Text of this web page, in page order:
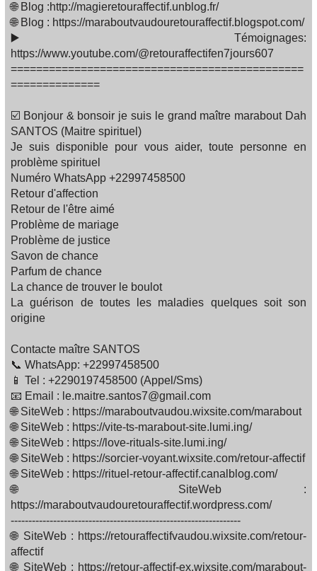
🌐 Blog :http://magieretouraffectif.unblog.fr/
🌐 Blog : https://maraboutvaudouretouraffectif.blogspot.com/
▶️ Témoignages:
https://www.youtube.com/@retouraffectifen7jours607
==============================================
==============
☑️ Bonjour & bonsoir je suis le grand maître marabout Dah
SANTOS (Maitre spirituel)
Je suis disponible pour vous aider, toute personne en
problème spirituel
Numéro WhatsApp +22997458500
Retour d'affection
Retour de l'être aimé
Problème de mariage
Problème de justice
Savon de chance
Parfum de chance
La chance de trouver le boulot
La guérison de toutes les maladies quelques soit son
origine
Contacte maître SANTOS
📞 WhatsApp: +22997458500
📱 Tel : +2290197458500 (Appel/Sms)
📧 Email : le.maitre.santos7@gmail.com
🌐 SiteWeb : https://maraboutvaudou.wixsite.com/marabout
🌐 SiteWeb : https://vite-ts-marabout-site.lumi.ing/
🌐 SiteWeb : https://love-rituals-site.lumi.ing/
🌐 SiteWeb : https://sorcier-voyant.wixsite.com/retour-affectif
🌐 SiteWeb : https://rituel-retour-affectif.canalblog.com/
🌐 SiteWeb :
https://maraboutvaudouretouraffectif.wordpress.com/
-----------------------------------------------------------------
🌐 SiteWeb : https://retouraffectifvaudou.wixsite.com/retour-
affectif
🌐 SiteWeb : https://retour-affectif-ex.wixsite.com/marabout-